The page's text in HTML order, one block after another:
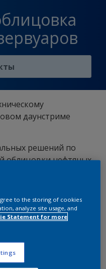
даунстриме
решений по
облицовки нефтяных
опыт успешной
нефтегазовых
х годов
внутренней
для снижения
to the storing of cookies
analyze site usage, and
Statement for more